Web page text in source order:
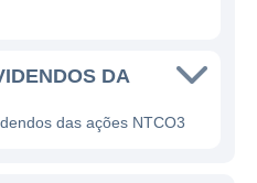
DA
das ações NTCO3